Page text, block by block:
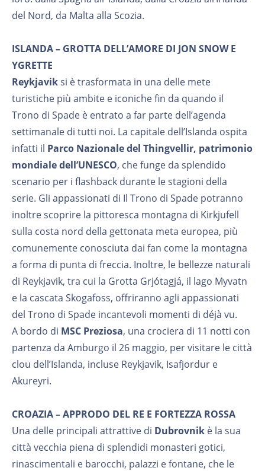
del Nord, da Malta alla Scozia.
ISLANDA – GROTTA DELL’AMORE DI JON SNOW E
YGRETTE
Reykjaviksi è trasformata in una delle mete
turistiche più ambite e iconiche fin da quando il
Trono di Spade è entrato a far parte dell’agenda
settimanale di tutti noi. La capitale dell’Islanda ospita
infatti il Parco Nazionale del Thingvellir, patrimonio
mondiale dell’UNESCO, che funge da splendido
scenario per i flashback durante le stagioni della
serie. Gli appassionati di Il Trono di Spade potranno
inoltre scoprire la pittoresca montagna di Kirkjufell
sulla costa nord della gettonata meta europea, più
comunemente conosciuta dai fan come la montagna
a forma di punta di freccia. Inoltre, le bellezze naturali
di Reykjavik, tra cui la Grotta Grjótagjá, il lago Myvatn
e la cascata Skogafoss, offriranno agli appassionati
del Trono di Spade incantevoli momenti di déjà vu.
A bordo di MSC Preziosa, una crociera di 11 notti con
partenza da Amburgo il 26 maggio, per visitare le città
clou dell’Islanda, incluse Reykjavik, Isafjordur e
Akureyri.
CROAZIA – APPRODO DEL RE E FORTEZZA ROSSA
Una delle principali attrattive di Dubrovnik è la sua
città vecchia piena di splendidi monasteri gotici,
rinascimentali e barocchi, palazzi e fontane, che le